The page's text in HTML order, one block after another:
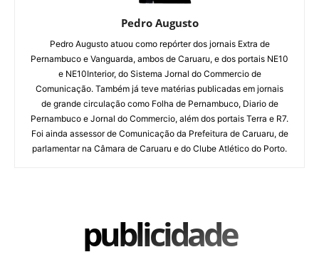
Pedro Augusto
Pedro Augusto atuou como repórter dos jornais Extra de
Pernambuco e Vanguarda, ambos de Caruaru, e dos portais NE10
e NE10Interior, do Sistema Jornal do Commercio de
Comunicação. Também já teve matérias publicadas em jornais
de grande circulação como Folha de Pernambuco, Diario de
Pernambuco e Jornal do Commercio, além dos portais Terra e R7.
Foi ainda assessor de Comunicação da Prefeitura de Caruaru, de
parlamentar na Câmara de Caruaru e do Clube Atlético do Porto.
publicidade